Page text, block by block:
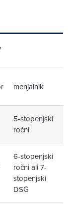
menjalnik
5-stopenjski
ročni
6-stopenjski
ročni ali 7-
stopenjski
DSG